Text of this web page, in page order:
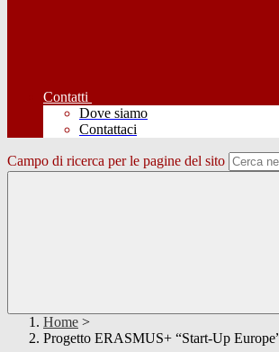
Contatti
Dove siamo
Contattaci
Campo di ricerca per le pagine del sito
Home >
Progetto ERASMUS+ “Start-Up